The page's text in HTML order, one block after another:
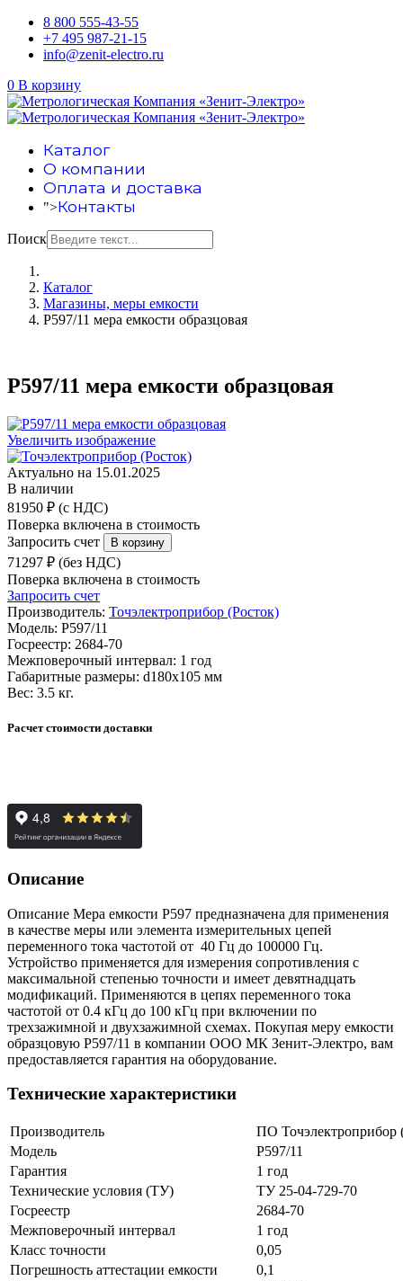
8 800 555-43-55
+7 495 987-21-15
info@zenit-electro.ru
0 В корзину
Каталог
О компании
Оплата и доставка
">Контакты
Поиск
Каталог
Магазины, меры емкости
Р597/11 мера емкости образцовая
Р597/11 мера емкости образцовая
Увеличить изображение
Актуально на 15.01.2025
В наличии
81950 ₽ (с НДС)
Поверка включена в стоимость
Запросить счет
71297 ₽ (без НДС)
Поверка включена в стоимость
Запросить счет
Производитель: Точэлектроприбор (Росток)
Модель: Р597/11
Госреестр: 2684-70
Межповерочный интервал: 1 год
Габаритные размеры: d180х105 мм
Вес: 3.5 кг.
Расчет стоимости доставки
Описание
Описание Мера емкости Р597 предназначена для применения
в качестве меры или элемента измерительных цепей
переменного тока частотой от 40 Гц до 100000 Гц.
Устройство применяется для измерения сопротивления с
максимальной степенью точности и имеет девятнадцать
модификаций. Применяются в цепях переменного тока
частотой от 0.4 кГц до 100 кГц при включении по
трехзажимной и двухзажимной схемах. Покупая меру емкости
образцовую Р597/11 в компании ООО МК Зенит-Электро, вам
предоставляется гарантия на оборудование.
Технические характеристики
Производитель
ПО Точэлектроприбор
Модель
Р597/11
Гарантия
1 год
Технические условия (ТУ)
ТУ 25-04-729-70
Госреестр
2684-70
Межповерочный интервал
1 год
Класс точности
0,05
Погрешность аттестации емкости
0,1